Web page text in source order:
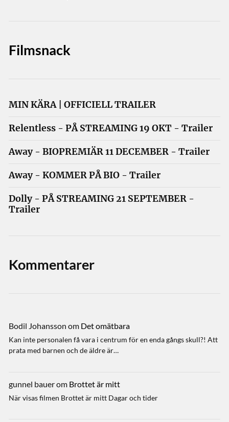
Filmsnack
MIN KÄRA | OFFICIELL TRAILER
Relentless - PÅ STREAMING 19 OKT - Trailer
Away - BIOPREMIÄR 11 DECEMBER - Trailer
Away - KOMMER PÅ BIO - Trailer
Dolly - PÅ STREAMING 21 SEPTEMBER -
Trailer
Kommentarer
Bodil Johansson om Det omätbara
Kan inte personalen få vara i centrum för en enda gångs skull?! Att
prata med barnen och de äldre är…
gunnel bauerom Brottet är mitt
När visas filmen Brottet är mitt Dagar och tider